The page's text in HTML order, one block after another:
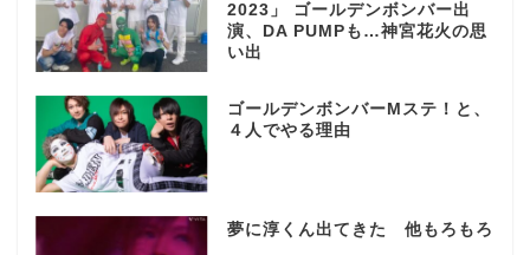
2023」 ゴールデンボンバー出
演、DA PUMPも…神宮花火の思
い出
ゴールデンボンバーMステ！と、
４人でやる理由
夢に淳くん出てきた 他もろもろ